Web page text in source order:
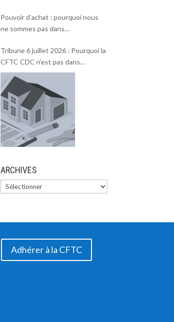
Pouvoir d’achat : pourquoi nous
ne sommes pas dans
Tribune 6 juillet 2026 : Pourquoi la
CFTC CDC n’est pas dans
l’intersyndicale « Pouvoir d’achat »
et Rentrée 2026 .
ARCHIVES
Adhérer à la CFTC